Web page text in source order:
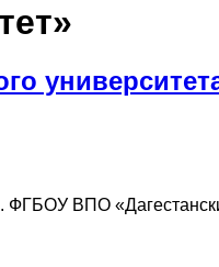
. ФГБОУ ВПО